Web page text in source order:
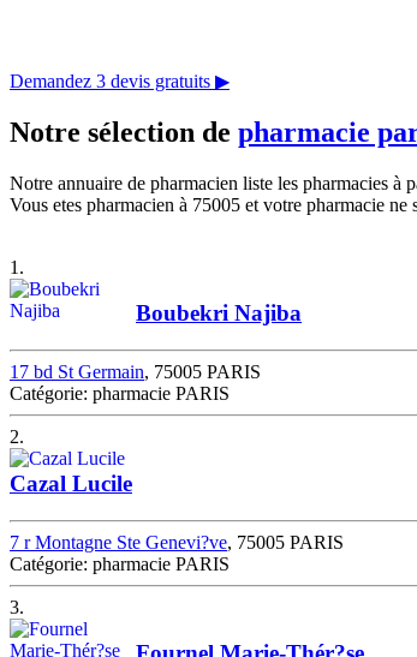
Demandez 3 devis gratuits ▶
Notre sélection de pharmacie
Notre annuaire de pharmacien liste les pharmacies à
Vous etes pharmacien à 75005 et votre pharmacie
1.
Boubekri Najiba
17 bd St Germain, 75005 PARIS
Catégorie: pharmacie PARIS
2.
Cazal Lucile
7 r Montagne Ste Genevi?ve, 75005 PARIS
Catégorie: pharmacie PARIS
3.